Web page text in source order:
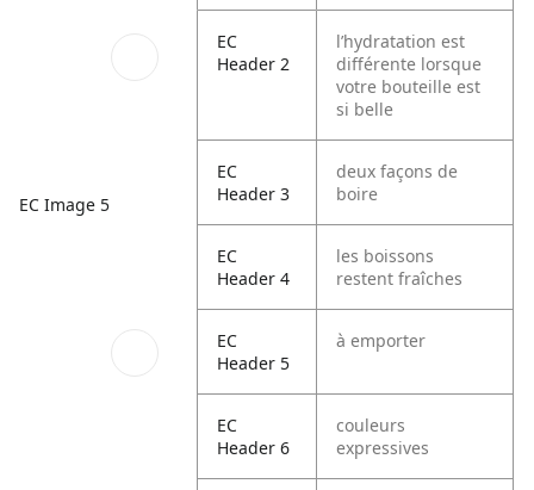
EC Image 5
EC
Header 2
l’hydratation est
différente lorsque
votre bouteille est
si belle
EC
Header 3
deux façons de
boire
EC
Header 4
les boissons
restent fraîches
EC
Header 5
à emporter
EC
Header 6
couleurs
expressives